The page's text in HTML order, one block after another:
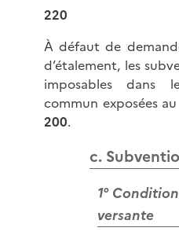
220
À défaut de
d’étalement, les
imposables dans
commun exposées
200.
c.
1°
versante